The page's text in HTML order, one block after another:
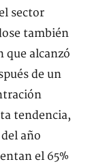
sector
también
que alcanzó
de un
tendencia,
año
el 65%